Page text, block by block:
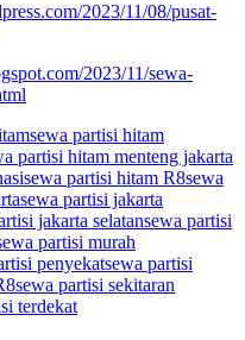
2023/11/08/pusat-
2023/11/sewa-
sewa partisi hitam
partisi hitam menteng jakarta
sewa partisi hitam R8sewa
sewa partisi jakarta
jakarta selatansewa partisi
partisi murah
penyekatsewa partisi
sewa partisi sekitaran
terdekat